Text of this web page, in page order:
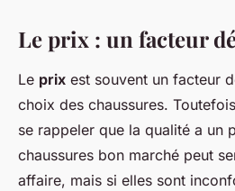
Le prix : un facteur
Le prix est souvent un facteur
choix des chaussures.
se rappeler que la qualité a un
chaussures bon marché peut
affaire, mais si elles sont